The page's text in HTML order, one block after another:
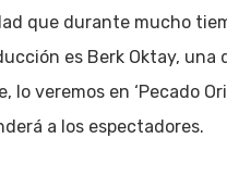
que durante mucho
es Berk Oktay, una
veremos en ‘Pecado
a los espectadores.